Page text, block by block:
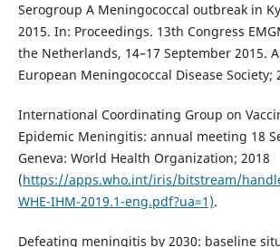
Serogroup A Meningococcal outbreak in
2015. In: Proceedings. 13th Congress
the Netherlands, 14–17 September 2015.
European Meningococcal Disease Society;
International Coordinating Group on
Epidemic Meningitis: annual meeting 18
Geneva: World Health Organization; 2018
(https://apps.who.int/iris/bitstream/
WHE-IHM-2019.1-eng.pdf?ua=1).
Defeating meningitis by 2030: baseline